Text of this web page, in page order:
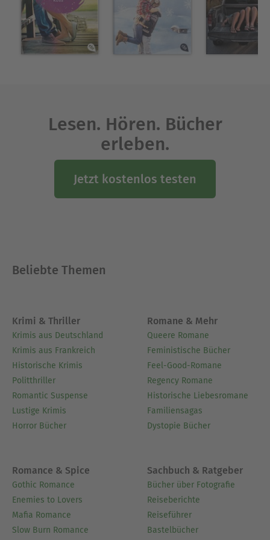
Lesen. Hören. Bücher
erleben.
Jetzt kostenlos testen
Beliebte Themen
Krimi & Thriller
Krimis aus Deutschland
Krimis aus Frankreich
Historische Krimis
Politthriller
Romantic Suspense
Lustige Krimis
Horror Bücher
Romane & Mehr
Queere Romane
Feministische Bücher
Feel-Good-Romane
Regency Romane
Historische Liebesromane
Familiensagas
Dystopie Bücher
Romance & Spice
Gothic Romance
Enemies to Lovers
Mafia Romance
Slow Burn Romance
Sachbuch & Ratgeber
Bücher über Fotografie
Reiseberichte
Reiseführer
Bastelbücher